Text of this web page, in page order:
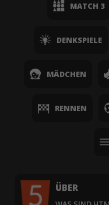
MATCH 3
DENKSPIELE
MÄDCHEN
RENNEN
ÜBER